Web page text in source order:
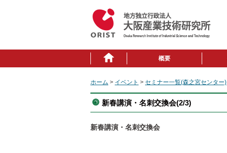
概要
ホーム > イベント > セミナー一覧(森之宮センター)
新春講演・名刺交換会(2/3)
新春講演・名刺交換会